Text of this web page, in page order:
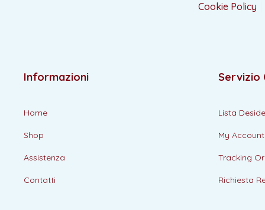
Cookie Policy
Informazioni
Home
Shop
Assistenza
Contatti
Servizio
Lista
My Account
Tracking
Richiesta